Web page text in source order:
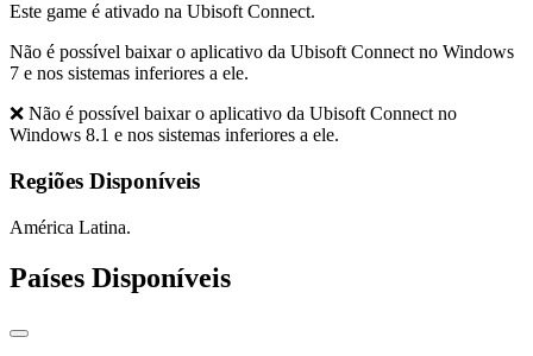
Este game é ativado na Ubisoft Connect.
Não é possível baixar o aplicativo da Ubisoft Connect no Windows
7 e nos sistemas inferiores a ele.
❌ Não é possível baixar o aplicativo da Ubisoft Connect no
Windows 8.1 e nos sistemas inferiores a ele.
Regiões Disponíveis
América Latina.
Países Disponíveis